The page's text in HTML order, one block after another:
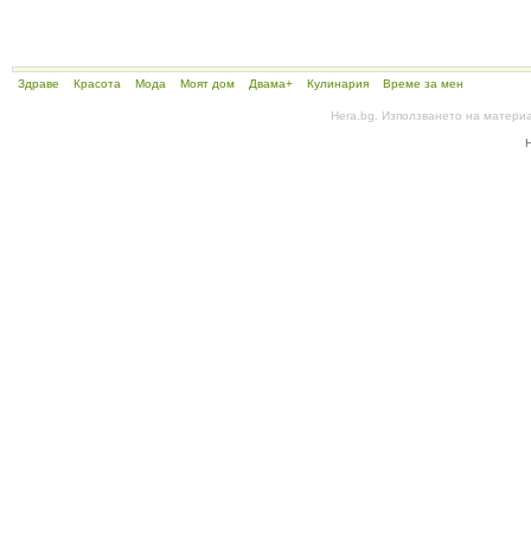
Здраве Красота Мода Моят дом Двама+ Кулинария Време за мен
Hera.bg. Използването на